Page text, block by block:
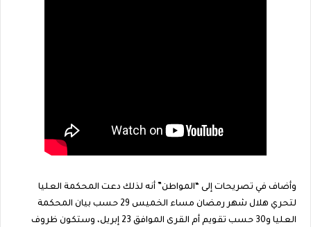
وأضاف في تصريحات إلى “المواطن” أنه لذلك دعت المحكمة العليا
لتحري هلال شهر رمضان مساء الخميس 29 حسب بيان المحكمة
العليا و30 حسب تقويم أم القرى الموافق 23 إبريل، وستكون ظروف